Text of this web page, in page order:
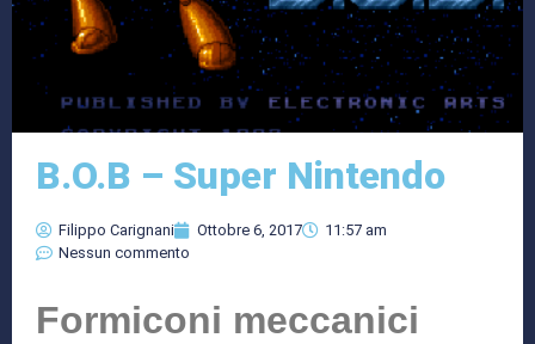
B.O.B – Super Nintendo
Filippo Carignani Ottobre 6, 2017
11:57 am
Nessun commento
Formiconi meccanici